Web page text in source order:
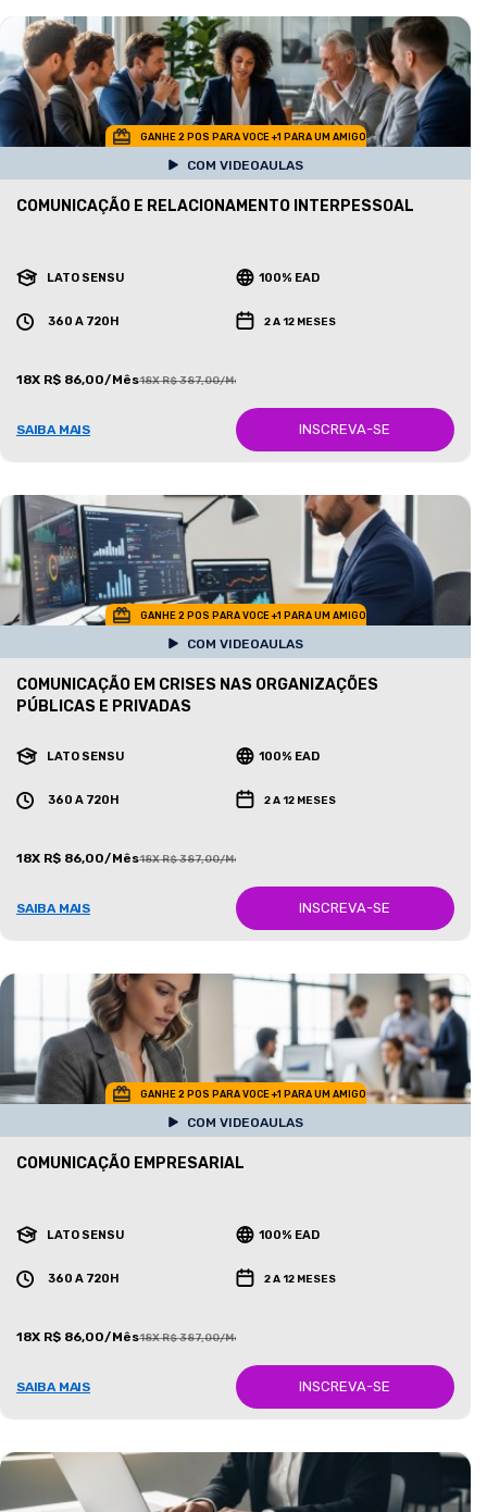
GANHE 2 POS PARA VOCE +1 PARA UM AMIGO
COM VIDEOAULAS
COMUNICAÇÃO E RELACIONAMENTO INTERPESSOAL
LATO SENSU 100% EAD
360 A 720H 2 A 12 MESES
18X R$ 86,00/Mês18X R$ 387,00/Mês
SAIBA MAIS INSCREVA-SE
GANHE 2 POS PARA VOCE +1 PARA UM AMIGO
COM VIDEOAULAS
COMUNICAÇÃO EM CRISES NAS ORGANIZAÇÕES
PÚBLICAS E PRIVADAS
LATO SENSU 100% EAD
360 A 720H 2 A 12 MESES
18X R$ 86,00/Mês18X R$ 387,00/Mês
SAIBA MAIS INSCREVA-SE
GANHE 2 POS PARA VOCE +1 PARA UM AMIGO
COM VIDEOAULAS
COMUNICAÇÃO EMPRESARIAL
LATO SENSU 100% EAD
360 A 720H 2 A 12 MESES
18X R$ 86,00/Mês18X R$ 387,00/Mês
SAIBA MAIS INSCREVA-SE